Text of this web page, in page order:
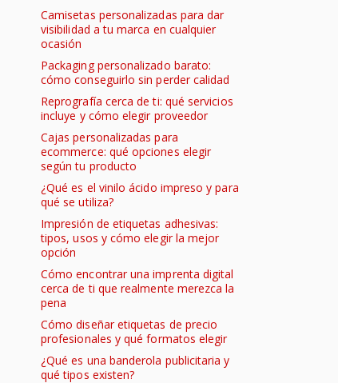
Camisetas personalizadas para dar
visibilidad a tu marca en cualquier
ocasión
Packaging personalizado barato:
cómo conseguirlo sin perder calidad
Reprografía cerca de ti: qué servicios
incluye y cómo elegir proveedor
Cajas personalizadas para
ecommerce: qué opciones elegir
según tu producto
¿Qué es el vinilo ácido impreso y para
qué se utiliza?
Impresión de etiquetas adhesivas:
tipos, usos y cómo elegir la mejor
opción
Cómo encontrar una imprenta digital
cerca de ti que realmente merezca la
pena
Cómo diseñar etiquetas de precio
profesionales y qué formatos elegir
¿Qué es una banderola publicitaria y
qué tipos existen?